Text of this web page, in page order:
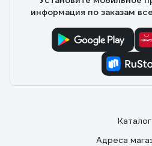
информация по заказам
Каталог
Адреса